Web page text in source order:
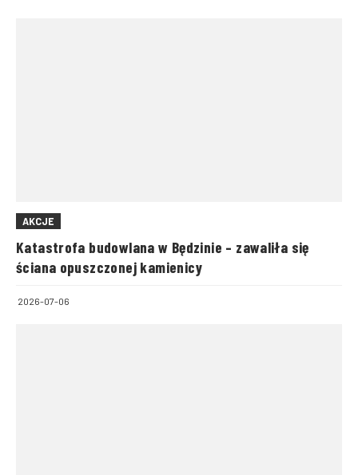
AKCJE
Katastrofa budowlana w Będzinie – zawaliła się
ściana opuszczonej kamienicy
2026-07-06